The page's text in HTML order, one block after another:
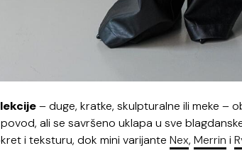
– duge, kratke, skulpturalne ili meke –
ali se savršeno uklapa u sve
i teksturu, dok mini varijante Nex, Merrin i